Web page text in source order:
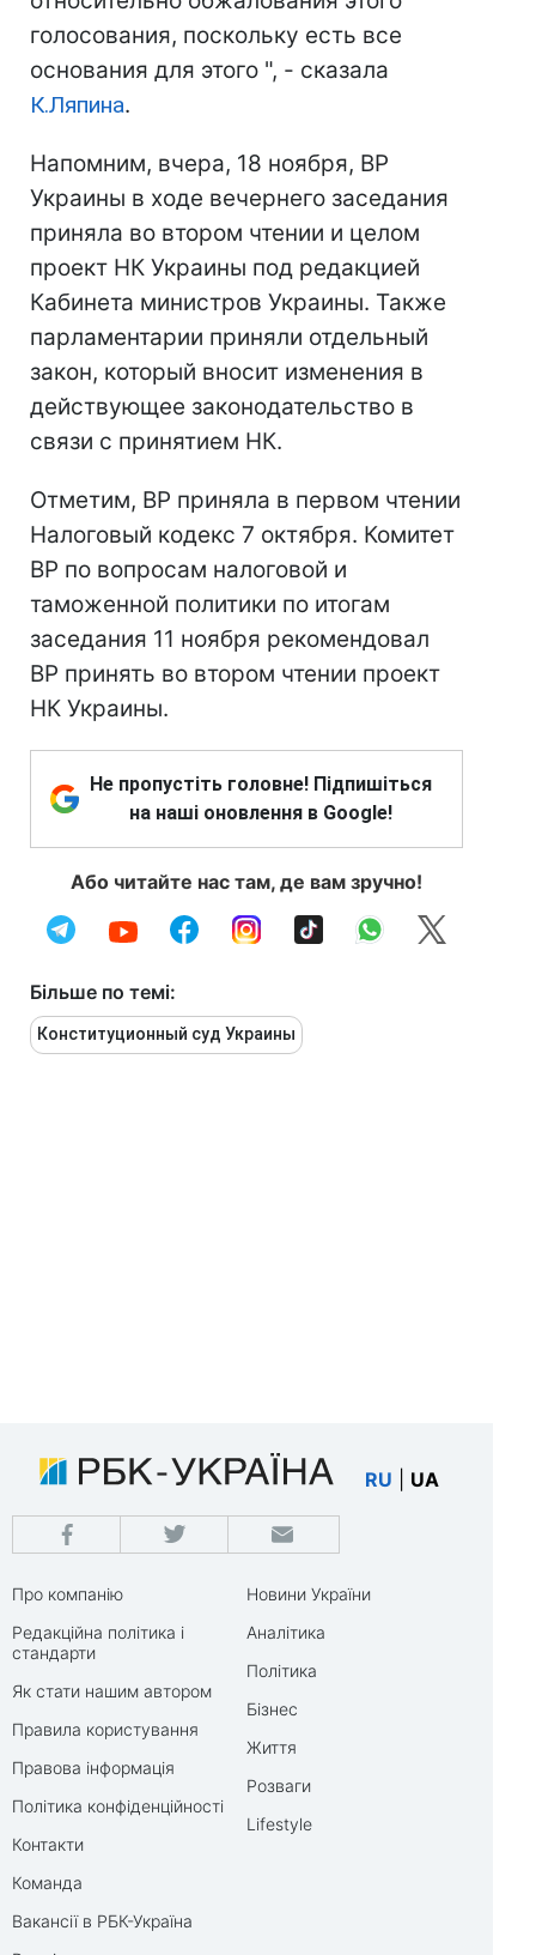
голосования, поскольку есть все
основания для этого ", - сказала
К.Ляпина.
Напомним, вчера, 18 ноября, ВР
Украины в ходе вечернего заседания
приняла во втором чтении и целом
проект НК Украины под редакцией
Кабинета министров Украины. Также
парламентарии приняли отдельный
закон, который вносит изменения в
действующее законодательство в
связи с принятием НК.
Отметим, ВР приняла в первом чтении
Налоговый кодекс 7 октября. Комитет
ВР по вопросам налоговой и
таможенной политики по итогам
заседания 11 ноября рекомендовал
ВР принять во втором чтении проект
НК Украины.
Не пропустіть головне! Підпишіться
на наші оновлення в Google!
Або читайте нас там, де вам зручно!
Більше по темі:
Конституционный суд Украины
RU UA
Про компанію
Редакційна політика і
стандарти
Як стати нашим автором
Правила користування
Правова інформація
Політика конфіденційності
Контакти
Команда
Вакансії в РБК-Україна
Новини України
Аналітика
Політика
Бізнес
Життя
Розваги
Lifestyle